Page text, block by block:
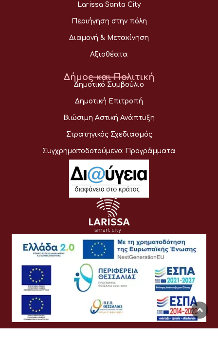
Larissa Santa City
Περιήγηση στην πόλη
Διαμονή & Μετακίνηση
Αξιοθέατα
Δήμος και Πολιτική
Δημοτικό Συμβούλιο
Δημοτική Επιτροπή
Βιώσιμη Αστική Ανάπτυξη
Στρατηγικός Σχεδιασμός
Συγχρηματοδοτούμενα Προγράμματα